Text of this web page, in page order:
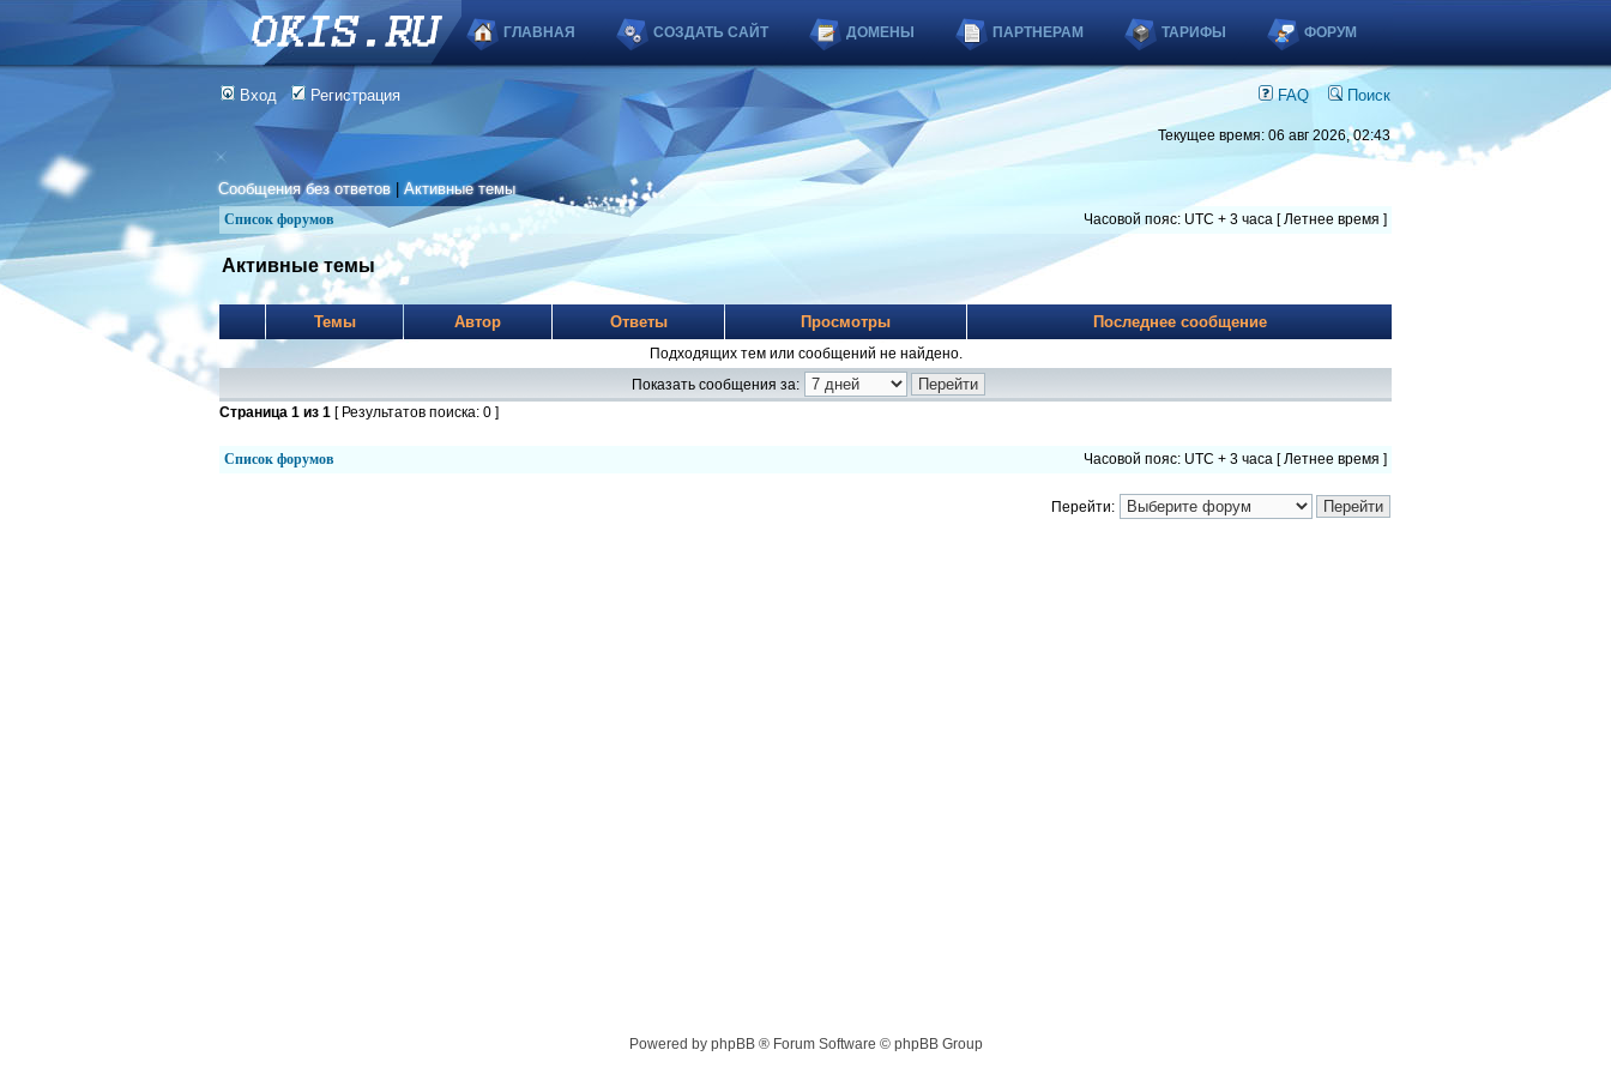
ГЛАВНАЯ СОЗДАТЬ САЙТ ДОМЕНЫ ПАРТНЕРАМ ТАРИФЫ ФОРУМ
Вход Регистрация FAQ Поиск
Текущее время: 06 авг 2026, 02:43
Сообщения без ответов |Активные темы
Список форумов Часовой пояс: UTC + 3 часа [ Летнее время ]
Активные темы
Темы Автор Ответы Просмотры Последнее сообщение
Подходящих тем или сообщений не найдено.
Показать сообщения за:
Страница 1 из 1 [ Результатов поиска: 0 ]
Список форумов Часовой пояс: UTC + 3 часа [ Летнее время ]
Перейти:
Powered by phpBB ® Forum Software © phpBB Group